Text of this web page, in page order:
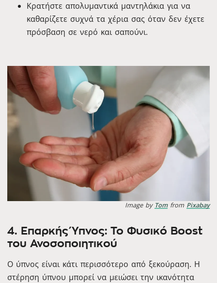
Κρατήστε απολυμαντικά μαντηλάκια για να
καθαρίζετε συχνά τα χέρια σας όταν δεν έχετε
πρόσβαση σε νερό και σαπούνι.
Image by Tomfrom Pixabay
4. Επαρκής Ύπνος: Το Φυσικό Boost
του Ανοσοποιητικού
Ο ύπνος είναι κάτι περισσότερο από ξεκούραση. Η
στέρηση ύπνου μπορεί να μειώσει την ικανότητα